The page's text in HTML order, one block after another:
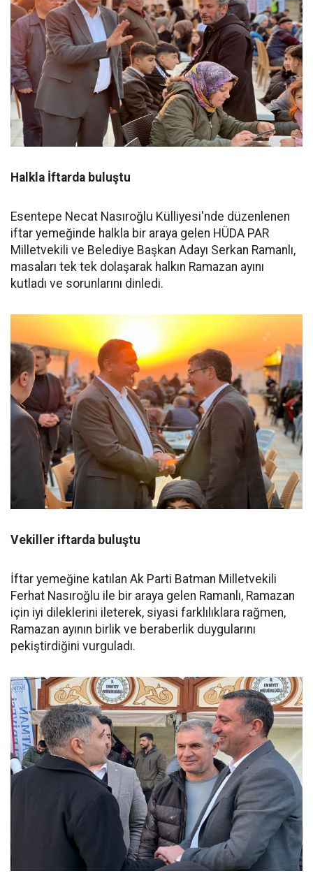
Halkla İftarda buluştu
Esentepe Necat Nasıroğlu Külliyesi'nde düzenlenen
iftar yemeğinde halkla bir araya gelen HÜDA PAR
Milletvekili ve Belediye Başkan Adayı Serkan Ramanlı,
masaları tek tek dolaşarak halkın Ramazan ayını
kutladı ve sorunlarını dinledi.
Vekiller iftarda buluştu
İftar yemeğine katılan Ak Parti Batman Milletvekili
Ferhat Nasıroğlu ile bir araya gelen Ramanlı, Ramazan
için iyi dileklerini ileterek, siyasi farklılıklara rağmen,
Ramazan ayının birlik ve beraberlik duygularını
pekiştirdiğini vurguladı.